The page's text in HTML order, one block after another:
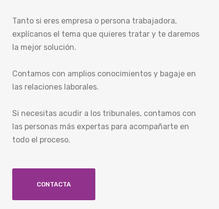
Tanto si eres empresa o persona trabajadora,
explícanos el tema que quieres tratar y te daremos
la mejor solución.
Contamos con amplios conocimientos y bagaje en
las relaciones laborales.
Si necesitas acudir a los tribunales, contamos con
las personas más expertas para acompañarte en
todo el proceso.
CONTACTA